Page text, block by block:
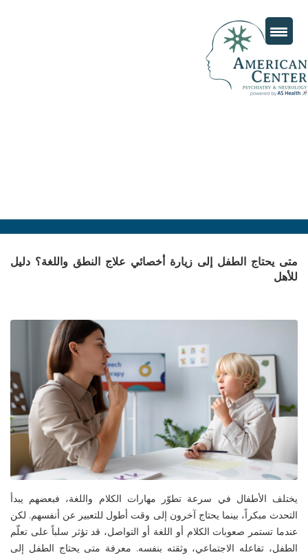
متى يحتاج الطفل إلى زيارة أخصائي علاج النطق واللغة؟ دليل
للأهل
يختلف الأطفال في سرعة تطوّر مهارات الكلام واللغة، فبعضهم يبدأ
التحدث مبكراً، بينما يحتاج آخرون إلى وقت أطول للتعبير عن أنفسهم. لكن
عندما تستمر صعوبات الكلام أو اللغة أو التواصل، قد تؤثر سلباً على تعلّم
الطفل، تفاعله الاجتماعي، وثقته بنفسه. معرفة متى يحتاج الطفل إلى